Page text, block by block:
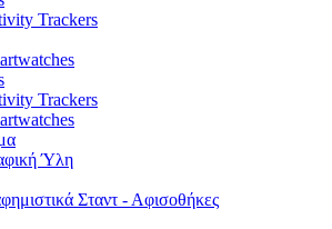
Trackers
Trackers
Ύλη
Σταντ - Αφισοθήκες